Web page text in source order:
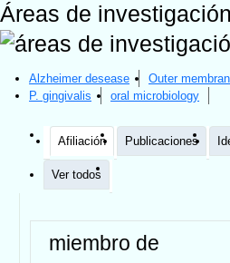
Áreas de investigación
Alzheimer desease
Outer
P. gingivalis
oral microbiology
Afiliación Publicaciones
Ver todos
miembro de